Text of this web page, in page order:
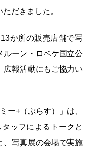
だきました。
か所の販売店舗で写
ルーン・ロベケ国立公
広報活動にもご協力い
ー+（ぷらす）」は、
ッフによるトークと
、写真展の会場で実施